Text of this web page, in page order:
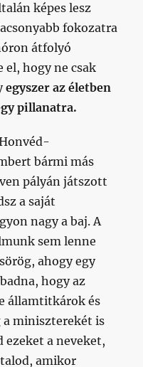
képes lesz
fokozatra
átfolyó
hogy ne csak
egyszer az életben
pillanatra.
bármi más
pályán játszott
a saját
nagy a baj. A
sem lenne
ahogy egy
hogy az
államtitkárok és
a miniszterekét is
ezeket a neveket,
amikor